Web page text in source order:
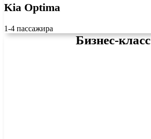
Kia Optima
1-4 пассажира
Бизнес-класс